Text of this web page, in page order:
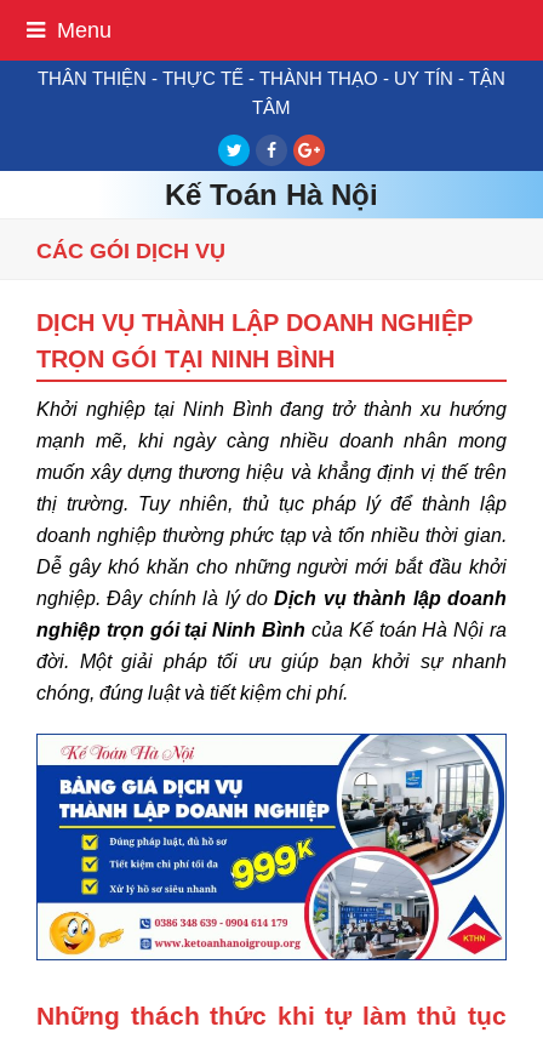
Menu
THÂN THIỆN - THỰC TẾ - THÀNH THẠO - UY TÍN - TẬN
TÂM
TwitterFacebookGoogle
Plus
Kế Toán Hà Nội
CÁC GÓI DỊCH VỤ
DỊCH VỤ THÀNH LẬP DOANH NGHIỆP
TRỌN GÓI TẠI NINH BÌNH
Khởi nghiệp tại Ninh Bình đang trở thành xu hướng
mạnh mẽ, khi ngày càng nhiều doanh nhân mong
muốn xây dựng thương hiệu và khẳng định vị thế trên
thị trường. Tuy nhiên, thủ tục pháp lý để thành lập
doanh nghiệp thường phức tạp và tốn nhiều thời gian.
Dễ gây khó khăn cho những người mới bắt đầu khởi
nghiệp. Đây chính là lý doDịch vụ thành lập doanh
nghiệp trọn gói tại Ninh Bình của Kế toán Hà Nội ra
đời. Một giải pháp tối ưu giúp bạn khởi sự nhanh
chóng, đúng luật và tiết kiệm chi phí.
Những thách thức khi tự làm thủ tục